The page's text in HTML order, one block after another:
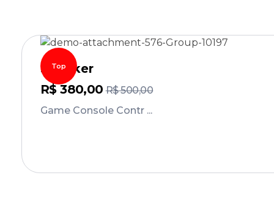
Top
Speaker
R$380,00 R$500,00
Game Console Contr ...